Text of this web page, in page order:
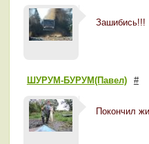
Зашибись!!!
ШУРУМ-БУРУМ(Павел) #
Покончил